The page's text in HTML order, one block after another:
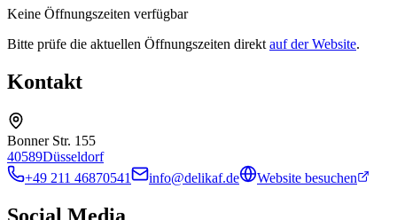
Keine Öffnungszeiten verfügbar
Bitte prüfe die aktuellen Öffnungszeiten direkt auf der Website.
Kontakt
Bonner Str. 155
40589Düsseldorf
+49 211 46870541
info@delikaf.de Website besuchen